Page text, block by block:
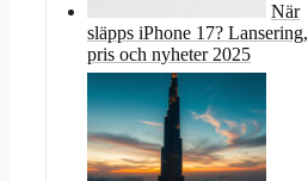
När
släpps iPhone 17? Lansering,
pris och nyheter 2025